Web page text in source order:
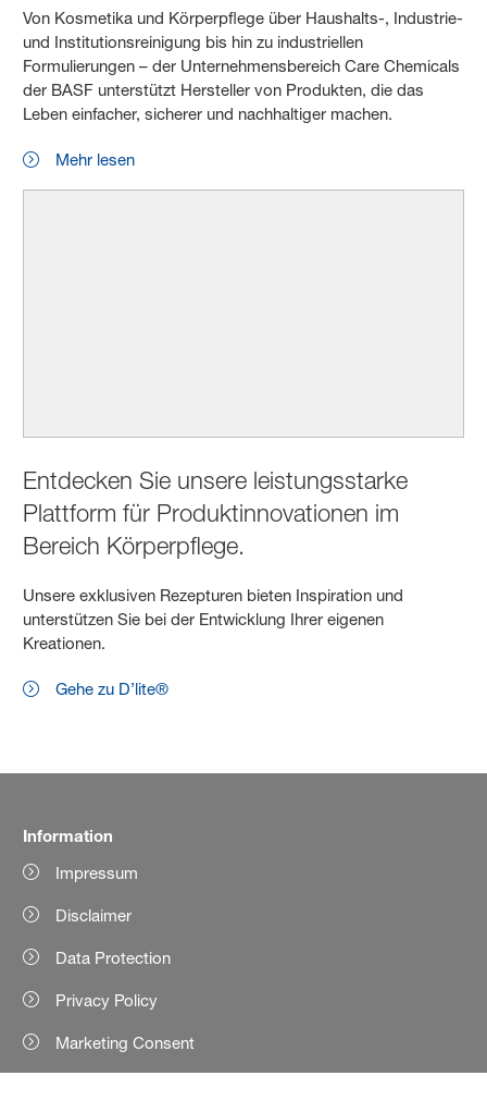
Von Kosmetika und Körperpflege über Haushalts-, Industrie-
und Institutionsreinigung bis hin zu industriellen
Formulierungen – der Unternehmensbereich Care Chemicals
der BASF unterstützt Hersteller von Produkten, die das
Leben einfacher, sicherer und nachhaltiger machen.
Mehr lesen
Entdecken Sie unsere leistungsstarke
Plattform für Produktinnovationen im
Bereich Körperpflege.
Unsere exklusiven Rezepturen bieten Inspiration und
unterstützen Sie bei der Entwicklung Ihrer eigenen
Kreationen.
Gehe zu D’lite®
Information
Impressum
Disclaimer
Data Protection
Privacy Policy
Marketing Consent